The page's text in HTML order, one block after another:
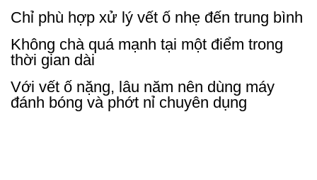
Chỉ phù hợp xử lý vết ố nhẹ đến trung bình
Không chà quá mạnh tại một điểm trong
thời gian dài
Với vết ố nặng, lâu năm nên dùng máy
đánh bóng và phớt nỉ chuyên dụng